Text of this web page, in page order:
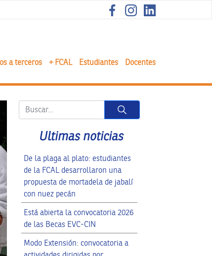
a terceros + FCAL Estudiantes Docentes
Button
Ultimas noticias
De la plaga al plato: estudiantes
de la FCAL desarrollaron una
propuesta de mortadela de jabalí
con nuez pecán
Está abierta la convocatoria 2026
de las Becas EVC-CIN
Modo Extensión: convocatoria a